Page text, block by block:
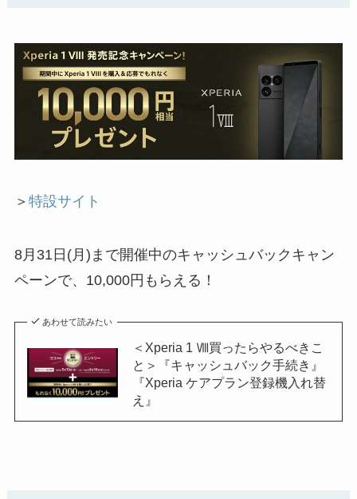
＞ 特設サイト
8月31日(月)まで開催中のキャッシュバックキャン
ペーンで、10,000円もらえる！
あわせて読みたい
＜Xperia 1 Ⅷ買ったらやるべきこ
と＞『キャッシュバック手続き』
『Xperia ケアプラン登録機入れ替
え』